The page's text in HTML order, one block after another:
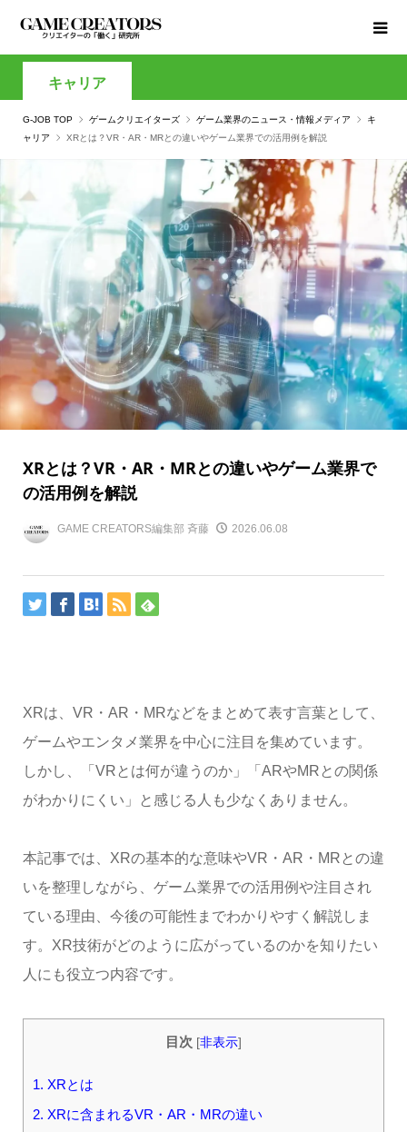
キャリア
G-JOB TOP ゲームクリエイターズ ゲーム業界のニュース・情報メディア
キ
ャリア
XRとは？VR・AR・MRとの違いやゲーム業界での活用例を解説
XRとは？VR・AR・MRとの違いやゲーム業界で
の活用例を解説
GAME CREATORS編集部 斉藤 2026.06.08
XRは、VR・AR・MRなどをまとめて表す言葉として、
ゲームやエンタメ業界を中心に注目を集めています。
しかし、「VRとは何が違うのか」「ARやMRとの関係
がわかりにくい」と感じる人も少なくありません。
本記事では、XRの基本的な意味やVR・AR・MRとの違
いを整理しながら、ゲーム業界での活用例や注目され
ている理由、今後の可能性までわかりやすく解説しま
す。XR技術がどのように広がっているのかを知りたい
人にも役立つ内容です。
目次 [非表示]
1. XRとは
2. XRに含まれるVR・AR・MRの違い